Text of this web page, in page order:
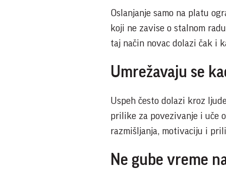
Oslanjanje samo na platu
koji ne zavise o stalnom
taj način novac dolazi čak i
Umrežavaju se
Uspeh često dolazi kroz
prilike za povezivanje i uče
razmišljanja, motivaciju i
Ne gube vreme